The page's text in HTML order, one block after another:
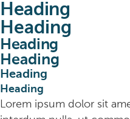
Heading
Heading
Heading
Heading
Heading
Heading
Lorem ipsum dolor sit